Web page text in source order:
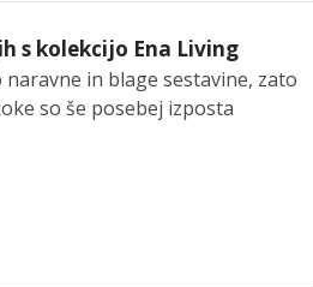
s kolekcijo Ena Living
in blage sestavine, zato
so še posebej izposta